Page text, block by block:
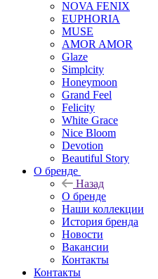
NOVA FENIX
EUPHORIA
MUSE
AMOR AMOR
Glaze
Simplcity
Honeymoon
Grand Feel
Felicity
White Grace
Nice Bloom
Devotion
Beautiful Story
О бренде
Назад
О бренде
Наши коллекции
История бренда
Новости
Вакансии
Контакты
Контакты